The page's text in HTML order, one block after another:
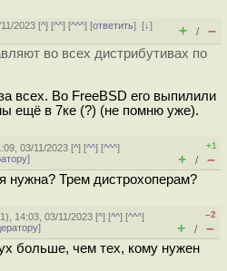
2023 [^] [^^] [^^^] [ответить][↓]
+ / –
во всех дистрибутивах по
всех. Во FreeBSD его выпилили
ещё в 7ке (?) (не помню уже).
03/11/2023 [^] [^^] [^^^]
]
+1
+ / –
нужна? Трем дистрохоперам?
), 14:03, 03/11/2023 [^] [^^] [^^^]
]
–2
+ / –
больше, чем тех, кому нужен